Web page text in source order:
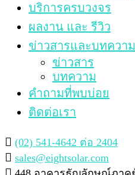
บริการครบวงจร
ผลงาน และ รีวิว
ข่าวสารและบทความ
ข่าวสาร
บทความ
คำถามที่พบบ่อย
ติดต่อเรา
(02) 541-4642 ต่อ 2404
sales@eightsolar.com